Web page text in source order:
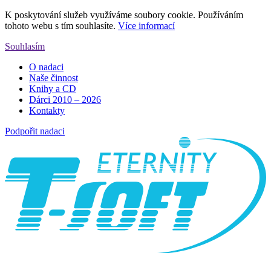
K poskytování služeb využíváme soubory cookie. Používáním
tohoto webu s tím souhlasíte. Více informací
Souhlasím
O nadaci
Naše činnost
Knihy a CD
Dárci 2010 – 2026
Kontakty
Podpořit nadaci